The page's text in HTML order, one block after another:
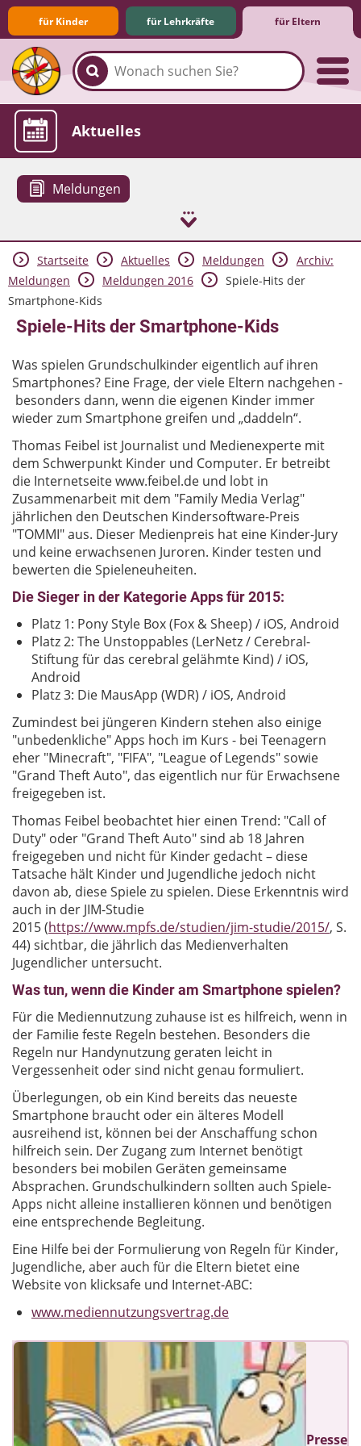
für Kinder für Lehrkräfte für Eltern
Familie & Medien
Spieletipps & Lernsoftware
Die Jüngsten im Netz
Lexikon
Aktuelles
Meldungen
Startseite Aktuelles Meldungen
Archiv:
Meldungen
Meldungen 2016
Spiele-Hits der
Smartphone-Kids
Spiele-Hits der Smartphone-Kids
Was spielen Grundschulkinder eigentlich auf ihren
Smartphones? Eine Frage, der viele Eltern nachgehen -
besonders dann, wenn die eigenen Kinder immer
wieder zum Smartphone greifen und „daddeln“.
Thomas Feibel ist Journalist und Medienexperte mit
dem Schwerpunkt Kinder und Computer. Er betreibt
die Internetseite www.feibel.de und lobt in
Zusammenarbeit mit dem "Family Media Verlag"
jährlichen den Deutschen Kindersoftware-Preis
"TOMMI" aus. Dieser Medienpreis hat eine Kinder-Jury
und keine erwachsenen Juroren. Kinder testen und
bewerten die Spieleneuheiten.
Die Sieger in der Kategorie Apps für 2015:
Platz 1: Pony Style Box (Fox & Sheep) / iOS, Android
Platz 2: The Unstoppables (LerNetz / Cerebral-
Stiftung für das cerebral gelähmte Kind) / iOS,
Android
Platz 3: Die MausApp (WDR) / iOS, Android
Zumindest bei jüngeren Kindern stehen also einige
"unbedenkliche" Apps hoch im Kurs - bei Teenagern
eher "Minecraft", "FIFA", "League of Legends" sowie
"Grand Theft Auto", das eigentlich nur für Erwachsene
freigegeben ist.
Thomas Feibel beobachtet hier einen Trend: "Call of
Duty" oder "Grand Theft Auto" sind ab 18 Jahren
freigegeben und nicht für Kinder gedacht – diese
Tatsache hält Kinder und Jugendliche jedoch nicht
davon ab, diese Spiele zu spielen. Diese Erkenntnis wird
auch in der JIM-Studie
2015 (https://www.mpfs.de/studien/jim-studie/2015/, S.
44) sichtbar, die jährlich das Medienverhalten
Jugendlicher untersucht.
Was tun, wenn die Kinder am Smartphone spielen?
Für die Mediennutzung zuhause ist es hilfreich, wenn in
der Familie feste Regeln bestehen. Besonders die
Regeln nur Handynutzung geraten leicht in
Vergessenheit oder sind nicht genau formuliert.
Überlegungen, ob ein Kind bereits das neueste
Smartphone braucht oder ein älteres Modell
ausreihend ist, können bei der Anschaffung schon
hilfreich sein. Der Zugang zum Internet benötigt
besonders bei mobilen Geräten gemeinsame
Absprachen. Grundschulkindern sollten auch Spiele-
Apps nicht alleine installieren können und benötigen
eine entsprechende Begleitung.
Eine Hilfe bei der Formulierung von Regeln für Kinder,
Jugendliche, aber auch für die Eltern bietet eine
Website von klicksafe und Internet-ABC:
www.mediennutzungsvertrag.de
Presse